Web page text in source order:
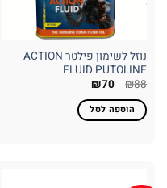
נוזל לשימון פילטר ACTION
FLUID PUTOLINE
₪88 המחיר
היה:
₪88.
₪70 המחיר
הוא:
₪70.הוספה לסל